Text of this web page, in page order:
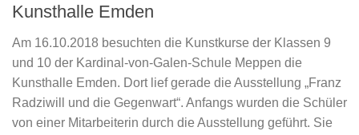
Kunsthalle Emden
Am 16.10.2018 besuchten die Kunstkurse der Klassen 9
und 10 der Kardinal-von-Galen-Schule Meppen die
Kunsthalle Emden. Dort lief gerade die Ausstellung „Franz
Radziwill und die Gegenwart“. Anfangs wurden die Schüler
von einer Mitarbeiterin durch die Ausstellung geführt. Sie